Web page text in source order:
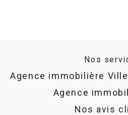
Nos
Agence immobilière
Agence
Nos avis